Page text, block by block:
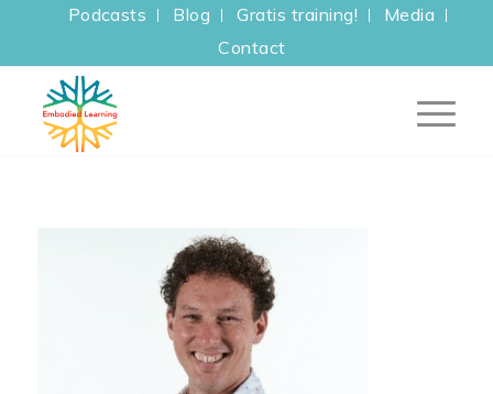
Podcasts Blog Gratis training!
Media
Contact